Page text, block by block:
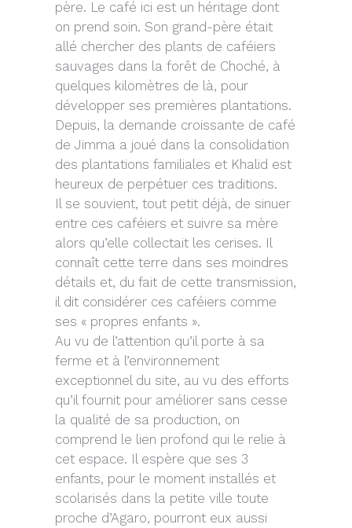
père. Le café ici est un héritage dont
on prend soin. Son grand-père était
allé chercher des plants de caféiers
sauvages dans la forêt de Choché, à
quelques kilomètres de là, pour
développer ses premières plantations.
Depuis, la demande croissante de café
de Jimma a joué dans la consolidation
des plantations familiales et Khalid est
heureux de perpétuer ces traditions.
Il se souvient, tout petit déjà, de sinuer
entre ces caféiers et suivre sa mère
alors qu’elle collectait les cerises. Il
connaît cette terre dans ses moindres
détails et, du fait de cette transmission,
il dit considérer ces caféiers comme
ses « propres enfants ».
Au vu de l’attention qu’il porte à sa
ferme et à l’environnement
exceptionnel du site, au vu des efforts
qu’il fournit pour améliorer sans cesse
la qualité de sa production, on
comprend le lien profond qui le relie à
cet espace. Il espère que ses 3
enfants, pour le moment installés et
scolarisés dans la petite ville toute
proche d’Agaro, pourront eux aussi